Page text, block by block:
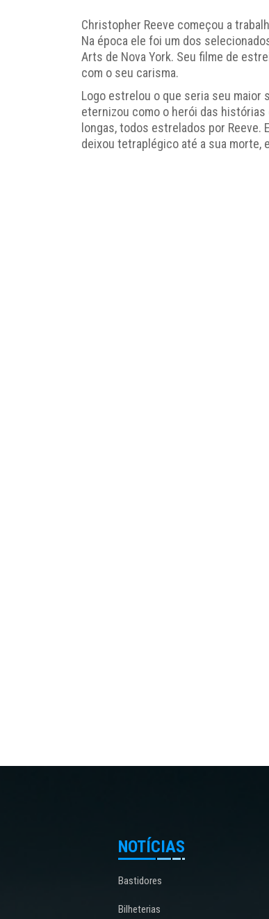
Christopher Reeve começou a
Na época ele foi um dos
Arts de Nova York. Seu filme de
com o seu carisma.
Logo estrelou o que seria seu maior
eternizou como o herói das histórias
longas, todos estrelados por Reeve.
deixou tetraplégico até a sua morte,
NOTÍCIAS
Bastidores
Bilheterias